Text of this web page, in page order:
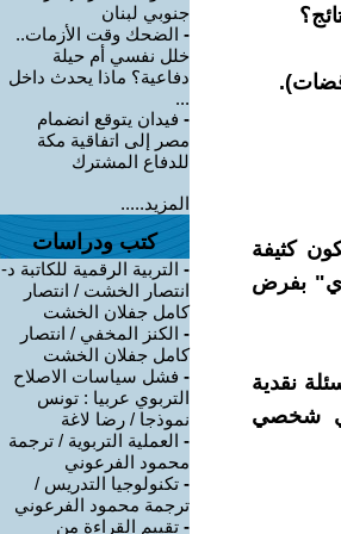
كثيفة
بفرض
نقدية
شخصي
جنوبي لبنان
- الضحك وقت الأزمات..
خلل نفسي أم حيلة
دفاعية؟ ماذا يحدث داخل
...
- فيدان يتوقع انضمام
مصر إلى اتفاقية مكة
للدفاع المشترك
المزيد.....
كتب ودراسات
- التربية الرقمية للكاتبة د-
انتصار الخشت / انتصار
كامل جفلان الخشت
- الكنز المخفي / انتصار
كامل جفلان الخشت
- فشل سياسات الاصلاح
التربوي عربيا : تونس
نموذجا / رضا لاغة
- العملية التربوية / ترجمة
محمود الفرعوني
- تكنولوجيا التدريس /
ترجمة محمود الفرعوني
- تقييم القراءة من